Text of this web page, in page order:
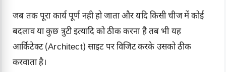
जब तक पूरा कार्य पूर्ण नही हो जाता और यदि किसी चीज में कोई
बदलाव या कुछ त्रुटी इत्यादि को ठीक करना है तब भी यह
आर्किटेक्ट (Architect) साइट पर विजिट करके उसको ठीक
करवाता है।